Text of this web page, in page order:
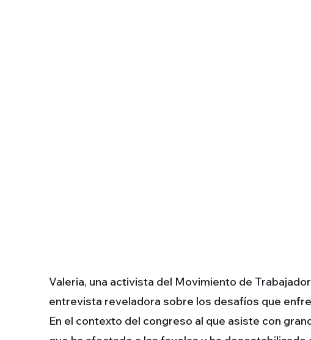
Valeria, una activista del Movimiento de
entrevista reveladora sobre los desafíos que
En el contexto del congreso al que asiste con